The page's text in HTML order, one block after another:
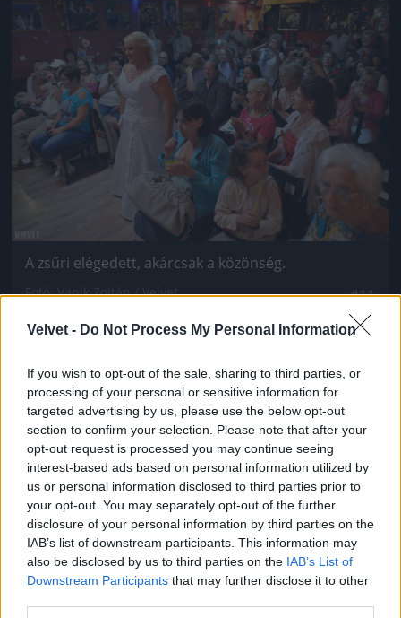
Velvet - Do Not Process My Personal Information
If you wish to opt-out of the sale, sharing to third parties, or
processing of your personal or sensitive information for
targeted advertising by us, please use the below opt-out
section to confirm your selection. Please note that after your
opt-out request is processed you may continue seeing
interest-based ads based on personal information utilized by
us or personal information disclosed to third parties prior to
your opt-out. You may separately opt-out of the further
disclosure of your personal information by third parties on the
IAB’s list of downstream participants. This information may
also be disclosed by us to third parties on the IAB’s List of
Downstream Participants that may further disclose it to other
Jön még kép!
A zsűri elégedett, akárcsak a közönség.
Fotó: Vanik Zoltán / Velvet #11
Jön még kép!